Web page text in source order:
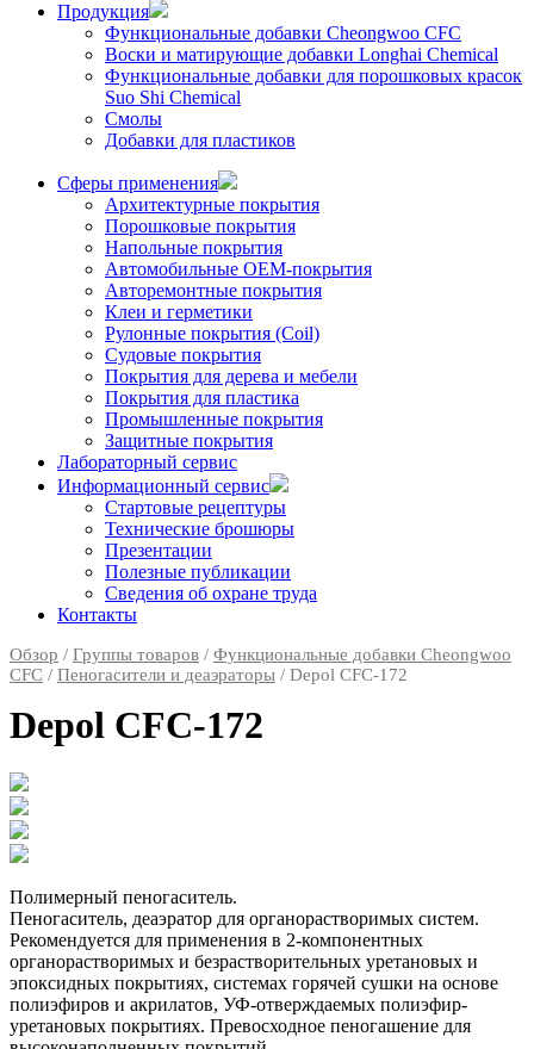
Продукция
Функциональные добавки Cheongwoo СFC
Воски и матирующие добавки Longhai Chemical
Функциональные добавки для порошковых красок
Suo Shi Chemical
Смолы
Добавки для пластиков
Сферы применения
Архитектурные покрытия
Порошковые покрытия
Напольные покрытия
Автомобильные ОЕМ-покрытия
Авторемонтные покрытия
Клеи и герметики
Рулонные покрытия (Coil)
Судовые покрытия
Покрытия для дерева и мебели
Покрытия для пластика
Промышленные покрытия
Защитные покрытия
Лабораторный сервис
Информационный сервис
Стартовые рецептуры
Технические брошюры
Презентации
Полезные публикации
Сведения об охране труда
Контакты
Обзор / Группы товаров / Функциональные добавки Cheongwoo
СFC / Пеногасители и деаэраторы / Depol CFC-172
Depol CFC-172
Полимерный пеногаситель.
Пеногаситель, деаэратор для органорастворимых систем.
Рекомендуется для применения в 2-компонентных
органорастворимых и безрастворительных уретановых и
эпоксидных покрытиях, системах горячей сушки на основе
полиэфиров и акрилатов, УФ-отверждаемых полиэфир-
уретановых покрытиях. Превосходное пеногашение для